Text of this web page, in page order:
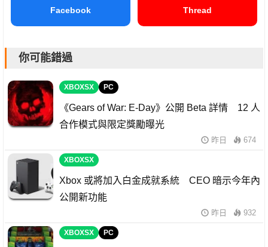
Facebook Thread
你可能錯過
XBOXSX PC
《Gears of War: E-Day》公開 Beta 詳情 12 人
合作模式與限定獎勵曝光
昨日 674
XBOXSX
Xbox 或將加入白金成就系統 CEO 暗示今年內
公開新功能
昨日 932
XBOXSX PC